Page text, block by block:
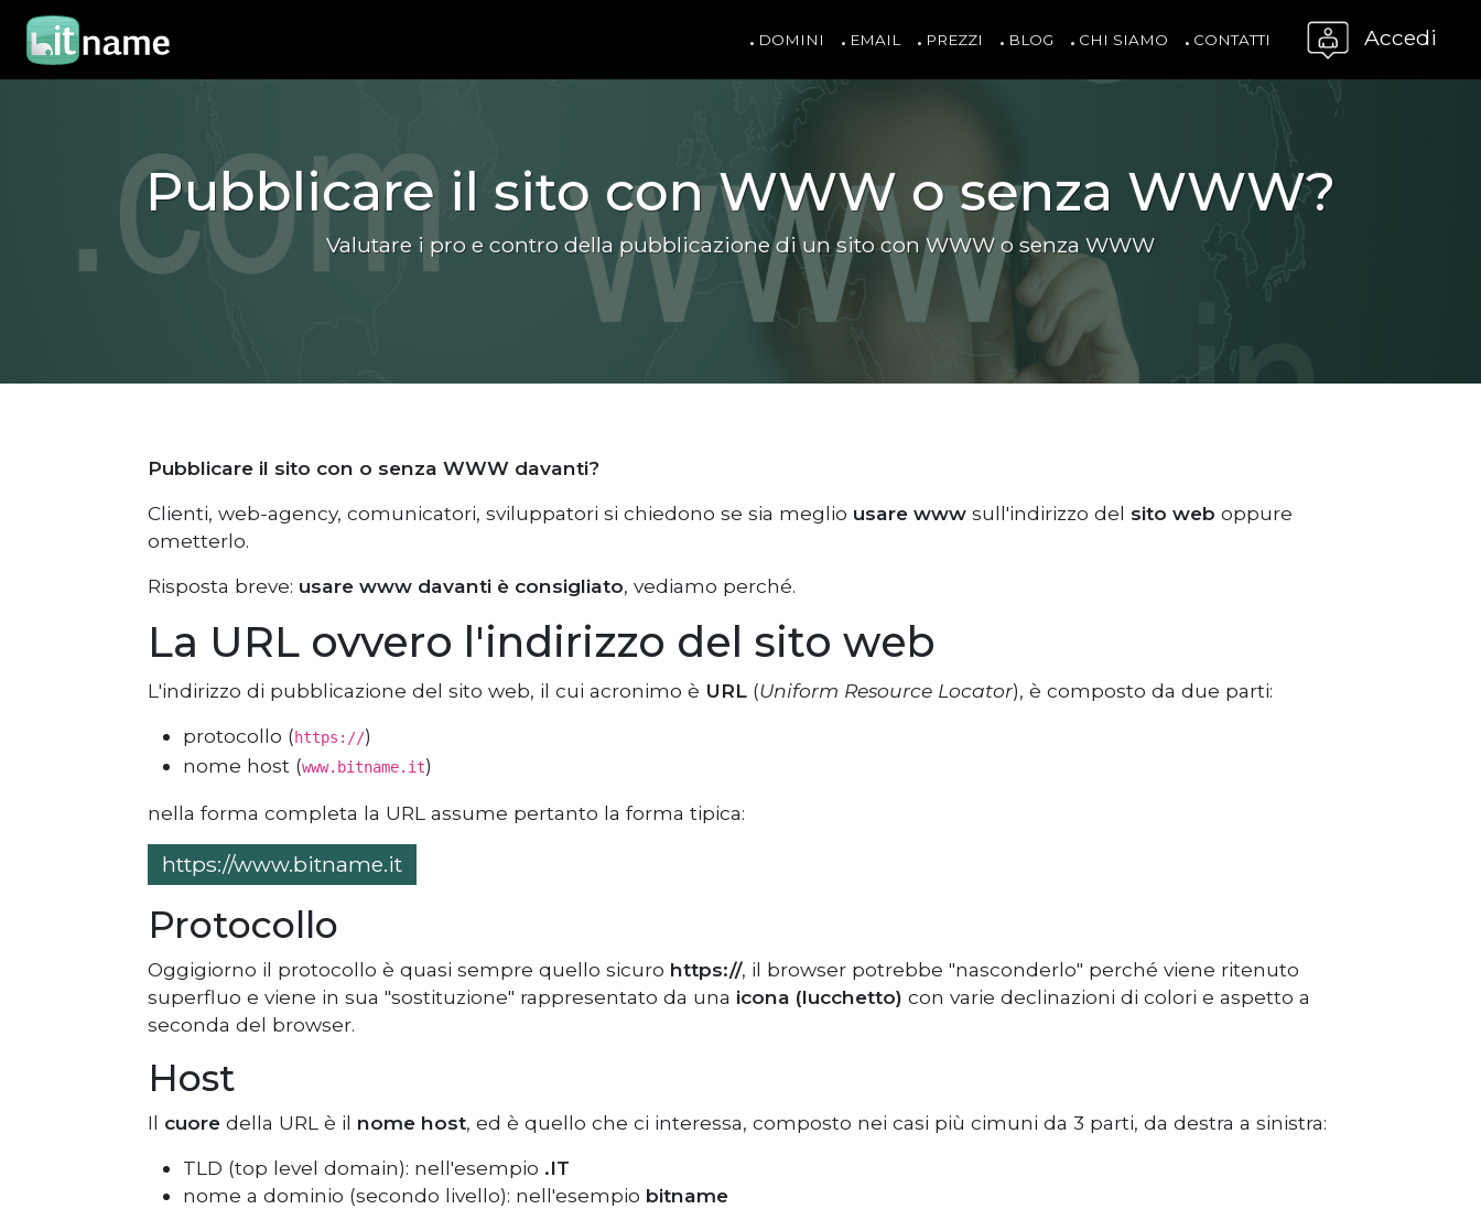
DOMINI EMAIL PREZZI BLOG CHI SIAMO CONTATTI Accedi
Pubblicare il sito con WWW o senza WWW?
Valutare i pro e contro della pubblicazione di un sito con WWW o senza WWW
Pubblicare il sito con o senza WWW davanti?
Clienti, web-agency, comunicatori, sviluppatori si chiedono se sia meglio usare www sull'indirizzo del sito web oppure
ometterlo.
Risposta breve: usare www davanti è consigliato, vediamo perché.
La URL ovvero l'indirizzo del sito web
L'indirizzo di pubblicazione del sito web, il cui acronimo è URL (Uniform Resource Locator), è composto da due parti:
protocollo (https://)
nome host (www.bitname.it)
nella forma completa la URL assume pertanto la forma tipica:
https://www.bitname.it
Protocollo
Oggigiorno il protocollo è quasi sempre quello sicuro https://, il browser potrebbe "nasconderlo" perché viene ritenuto
superfluo e viene in sua "sostituzione" rappresentato da una icona (lucchetto) con varie declinazioni di colori e aspetto a
seconda del browser.
Host
Il cuore della URL è il nome host, ed è quello che ci interessa, composto nei casi più cimuni da 3 parti, da destra a sinistra:
TLD (top level domain): nell'esempio .IT
nome a dominio (secondo livello): nell'esempio bitname